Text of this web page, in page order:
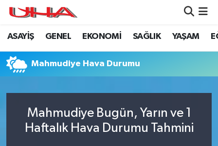
ASAYİŞ GENEL EKONOMİ SAĞLIK YAŞAM
Mahmudiye Hava Durumu
Mahmudiye Bugün, Yarın ve 1
Haftalık Hava Durumu Tahmini
ASAYİŞ
GÜNDEM
YAŞAM
Nöbetçi Eczaneler
Hava Durumu
Trafik Durumu